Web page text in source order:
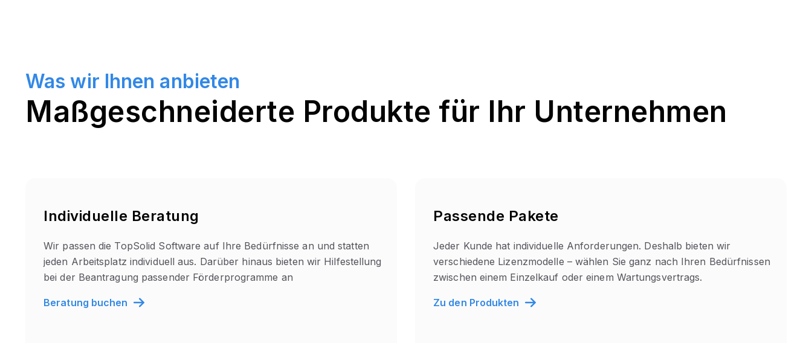
Was wir Ihnen anbieten
Maßgeschneiderte Produkte für Ihr Unternehmen
Individuelle Beratung
Wir passen die TopSolid Software auf Ihre Bedürfnisse an und statten
jeden Arbeitsplatz individuell aus. Darüber hinaus bieten wir Hilfestellung
bei der Beantragung passender Förderprogramme an
Beratung buchen
Passende Pakete
Jeder Kunde hat individuelle Anforderungen. Deshalb bieten wir
verschiedene Lizenzmodelle – wählen Sie ganz nach Ihren Bedürfnissen
zwischen einem Einzelkauf oder einem Wartungsvertrags.
Zu den Produkten